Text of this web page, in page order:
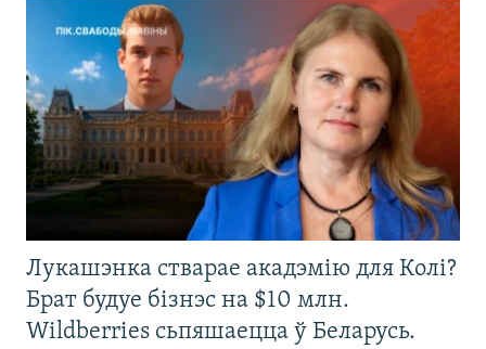
Лукашэнка стварае акадэмію для Колі?
Брат будуе бізнэс на $10 млн.
Wildberries сьпяшаецца ў Беларусь.